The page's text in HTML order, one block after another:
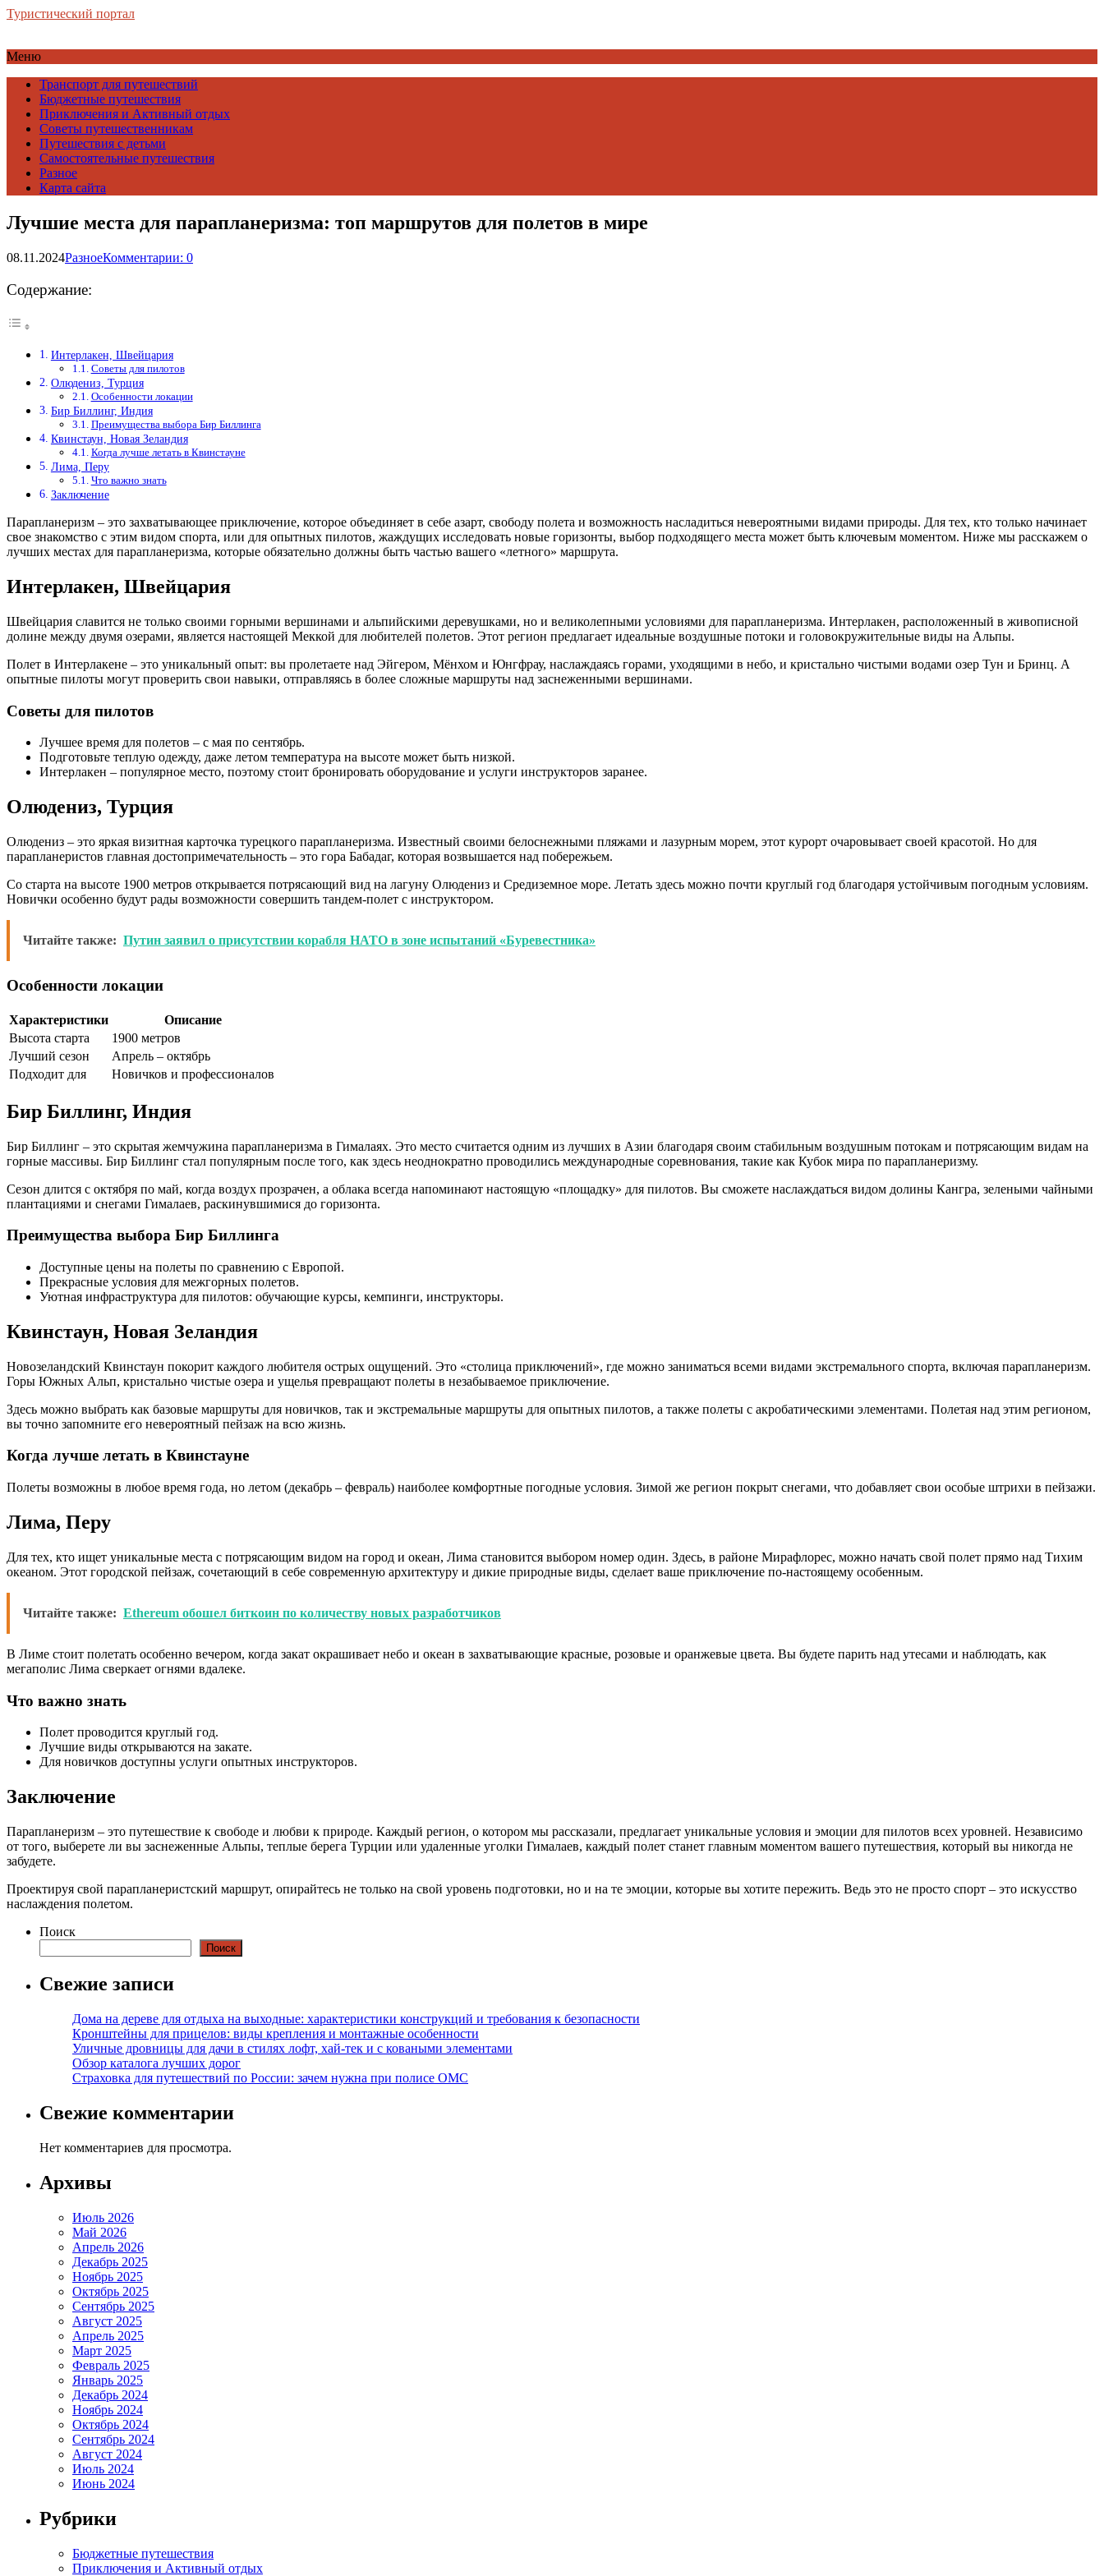
Туристический портал
Меню
Транспорт для путешествий
Бюджетные путешествия
Приключения и Активный отдых
Советы путешественникам
Путешествия с детьми
Самостоятельные путешествия
Разное
Карта сайта
Лучшие места для парапланеризма: топ маршрутов для полетов в мире
08.11.2024РазноеКомментарии: 0
Содержание:
Интерлакен, Швейцария
Советы для пилотов
Олюдениз, Турция
Особенности локации
Бир Биллинг, Индия
Преимущества выбора Бир Биллинга
Квинстаун, Новая Зеландия
Когда лучше летать в Квинстауне
Лима, Перу
Что важно знать
Заключение
Парапланеризм – это захватывающее приключение, которое объединяет в себе азарт, свободу полета и возможность насладиться невероятными видами природы. Для тех, кто только начинает
свое знакомство с этим видом спорта, или для опытных пилотов, жаждущих исследовать новые горизонты, выбор подходящего места может быть ключевым моментом. Ниже мы расскажем о
лучших местах для парапланеризма, которые обязательно должны быть частью вашего «летного» маршрута.
Интерлакен, Швейцария
Швейцария славится не только своими горными вершинами и альпийскими деревушками, но и великолепными условиями для парапланеризма. Интерлакен, расположенный в живописной
долине между двумя озерами, является настоящей Меккой для любителей полетов. Этот регион предлагает идеальные воздушные потоки и головокружительные виды на Альпы.
Полет в Интерлакене – это уникальный опыт: вы пролетаете над Эйгером, Мёнхом и Юнгфрау, наслаждаясь горами, уходящими в небо, и кристально чистыми водами озер Тун и Бринц. А
опытные пилоты могут проверить свои навыки, отправляясь в более сложные маршруты над заснеженными вершинами.
Советы для пилотов
Лучшее время для полетов – с мая по сентябрь.
Подготовьте теплую одежду, даже летом температура на высоте может быть низкой.
Интерлакен – популярное место, поэтому стоит бронировать оборудование и услуги инструкторов заранее.
Олюдениз, Турция
Олюдениз – это яркая визитная карточка турецкого парапланеризма. Известный своими белоснежными пляжами и лазурным морем, этот курорт очаровывает своей красотой. Но для
парапланеристов главная достопримечательность – это гора Бабадаг, которая возвышается над побережьем.
Со старта на высоте 1900 метров открывается потрясающий вид на лагуну Олюдениз и Средиземное море. Летать здесь можно почти круглый год благодаря устойчивым погодным условиям.
Новички особенно будут рады возможности совершить тандем-полет с инструктором.
Читайте также: Путин заявил о присутствии корабля НАТО в зоне испытаний «Буревестника»
Особенности локации
Характеристики
Описание
Высота старта
1900 метров
Лучший сезон
Апрель – октябрь
Подходит для
Новичков и профессионалов
Бир Биллинг, Индия
Бир Биллинг – это скрытая жемчужина парапланеризма в Гималаях. Это место считается одним из лучших в Азии благодаря своим стабильным воздушным потокам и потрясающим видам на
горные массивы. Бир Биллинг стал популярным после того, как здесь неоднократно проводились международные соревнования, такие как Кубок мира по парапланеризму.
Сезон длится с октября по май, когда воздух прозрачен, а облака всегда напоминают настоящую «площадку» для пилотов. Вы сможете наслаждаться видом долины Кангра, зелеными чайными
плантациями и снегами Гималаев, раскинувшимися до горизонта.
Преимущества выбора Бир Биллинга
Доступные цены на полеты по сравнению с Европой.
Прекрасные условия для межгорных полетов.
Уютная инфраструктура для пилотов: обучающие курсы, кемпинги, инструкторы.
Квинстаун, Новая Зеландия
Новозеландский Квинстаун покорит каждого любителя острых ощущений. Это «столица приключений», где можно заниматься всеми видами экстремального спорта, включая парапланеризм.
Горы Южных Альп, кристально чистые озера и ущелья превращают полеты в незабываемое приключение.
Здесь можно выбрать как базовые маршруты для новичков, так и экстремальные маршруты для опытных пилотов, а также полеты с акробатическими элементами. Полетая над этим регионом,
вы точно запомните его невероятный пейзаж на всю жизнь.
Когда лучше летать в Квинстауне
Полеты возможны в любое время года, но летом (декабрь – февраль) наиболее комфортные погодные условия. Зимой же регион покрыт снегами, что добавляет свои особые штрихи в пейзажи.
Лима, Перу
Для тех, кто ищет уникальные места с потрясающим видом на город и океан, Лима становится выбором номер один. Здесь, в районе Мирафлорес, можно начать свой полет прямо над Тихим
океаном. Этот городской пейзаж, сочетающий в себе современную архитектуру и дикие природные виды, сделает ваше приключение по-настоящему особенным.
Читайте также: Ethereum обошел биткоин по количеству новых разработчиков
В Лиме стоит полетать особенно вечером, когда закат окрашивает небо и океан в захватывающие красные, розовые и оранжевые цвета. Вы будете парить над утесами и наблюдать, как
мегаполис Лима сверкает огнями вдалеке.
Что важно знать
Полет проводится круглый год.
Лучшие виды открываются на закате.
Для новичков доступны услуги опытных инструкторов.
Заключение
Парапланеризм – это путешествие к свободе и любви к природе. Каждый регион, о котором мы рассказали, предлагает уникальные условия и эмоции для пилотов всех уровней. Независимо
от того, выберете ли вы заснеженные Альпы, теплые берега Турции или удаленные уголки Гималаев, каждый полет станет главным моментом вашего путешествия, который вы никогда не
забудете.
Проектируя свой парапланеристский маршрут, опирайтесь не только на свой уровень подготовки, но и на те эмоции, которые вы хотите пережить. Ведь это не просто спорт – это искусство
наслаждения полетом.
Поиск
Поиск
Свежие записи
Дома на дереве для отдыха на выходные: характеристики конструкций и требования к безопасности
Кронштейны для прицелов: виды крепления и монтажные особенности
Уличные дровницы для дачи в стилях лофт, хай-тек и с коваными элементами
Обзор каталога лучших дорог
Страховка для путешествий по России: зачем нужна при полисе ОМС
Свежие комментарии
Нет комментариев для просмотра.
Архивы
Июль 2026
Май 2026
Апрель 2026
Декабрь 2025
Ноябрь 2025
Октябрь 2025
Сентябрь 2025
Август 2025
Апрель 2025
Март 2025
Февраль 2025
Январь 2025
Декабрь 2024
Ноябрь 2024
Октябрь 2024
Сентябрь 2024
Август 2024
Июль 2024
Июнь 2024
Рубрики
Бюджетные путешествия
Приключения и Активный отдых